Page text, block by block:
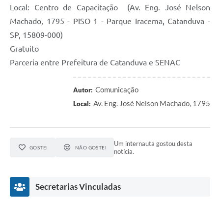
Local: Centro de Capacitação (Av. Eng. José Nelson
Machado, 1795 - PISO 1 - Parque Iracema, Catanduva -
SP, 15809-000)
Gratuito
Parceria entre Prefeitura de Catanduva e SENAC
Autor: Comunicação
Local: Av. Eng. José Nelson Machado, 1795
GOSTEI NÃO GOSTEI
Um internauta gostou desta
notícia.
Secretarias Vinculadas